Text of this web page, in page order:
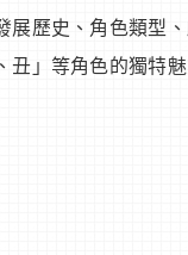
歷史、角色類型
」等角色的獨特